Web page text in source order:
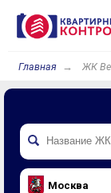
Главная ЖК
Москва